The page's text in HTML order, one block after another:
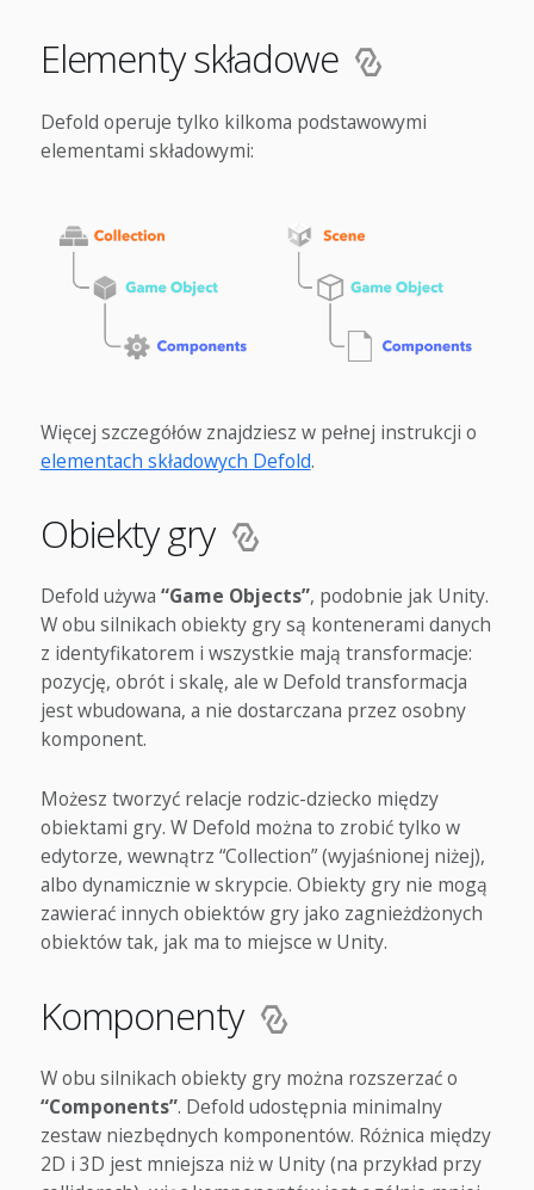
Elementy składowe
Defold operuje tylko kilkoma podstawowymi
elementami składowymi:
Więcej szczegółów znajdziesz w pełnej instrukcji o
elementach składowych Defold.
Obiekty gry
Defold używa “Game Objects”, podobnie jak Unity.
W obu silnikach obiekty gry są kontenerami danych
z identyfikatorem i wszystkie mają transformacje:
pozycję, obrót i skalę, ale w Defold transformacja
jest wbudowana, a nie dostarczana przez osobny
komponent.
Możesz tworzyć relacje rodzic-dziecko między
obiektami gry. W Defold można to zrobić tylko w
edytorze, wewnątrz “Collection” (wyjaśnionej niżej),
albo dynamicznie w skrypcie. Obiekty gry nie mogą
zawierać innych obiektów gry jako zagnieżdżonych
obiektów tak, jak ma to miejsce w Unity.
Komponenty
W obu silnikach obiekty gry można rozszerzać o
“Components”. Defold udostępnia minimalny
zestaw niezbędnych komponentów. Różnica między
2D i 3D jest mniejsza niż w Unity (na przykład przy